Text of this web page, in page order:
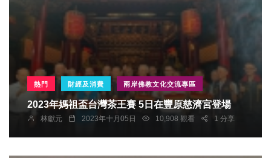
熱門 財經及消費 兩岸佛教文化交流專區
2023年媽祖盃台灣茶王賽 5日在豐原慈濟宮登場
林獻元 2023年十月05日 10,908 觀看 1 分享